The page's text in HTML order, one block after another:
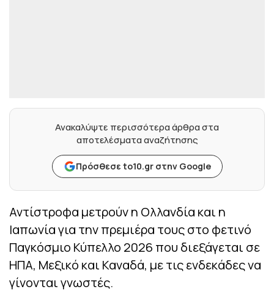
Ανακαλύψτε περισσότερα άρθρα στα
αποτελέσματα αναζήτησης
Πρόσθεσε to10.gr στην Google
Αντίστροφα μετρούν η Ολλανδία και η
Ιαπωνία για την πρεμιέρα τους στο φετινό
Παγκόσμιο Κύπελλο 2026 που διεξάγεται σε
ΗΠΑ, Μεξικό και Καναδά, με τις ενδεκάδες να
γίνονται γνωστές.